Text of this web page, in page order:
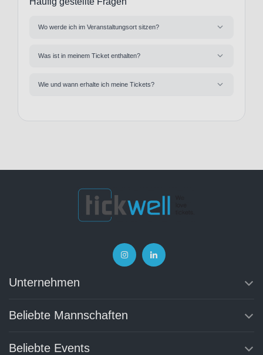
Wo werde ich im Veranstaltungsort sitzen?
Was ist in meinem Ticket enthalten?
Wie und wann erhalte ich meine Tickets?
Unternehmen
Beliebte Mannschaften
Beliebte Events